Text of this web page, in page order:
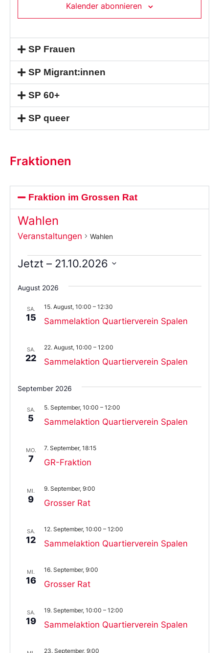
Kalender abonnieren
SP Frauen
SP Migrant:innen
SP 60+
SP queer
Fraktionen
Fraktion im Grossen Rat
Wahlen
Veranstaltungen Wahlen
Jetzt – 21.10.2026
Sie
das
aus.
August 2026
SA.
15 Sammelaktion Quartierverein Spalen
15. August, 10:00 – 12:30
SA.
22 Sammelaktion Quartierverein Spalen
22. August, 10:00 – 12:00
September 2026
SA.
5 Sammelaktion Quartierverein Spalen
5. September, 10:00 – 12:00
MO.
7 GR-Fraktion
7. September, 18:15
MI.
9 Grosser Rat
9. September, 9:00
SA.
12 Sammelaktion Quartierverein Spalen
12. September, 10:00 – 12:00
MI.
16 Grosser Rat
16. September, 9:00
SA.
19 Sammelaktion Quartierverein Spalen
19. September, 10:00 – 12:00
23. September, 9:00